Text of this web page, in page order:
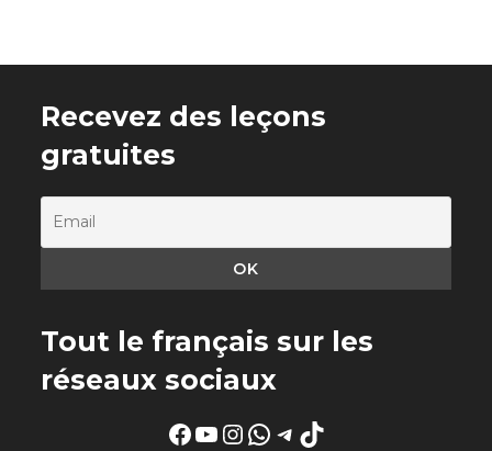
Recevez des leçons
gratuites
Tout le français sur les
réseaux sociaux
Facebook
YouTube
Instagram
WhatsApp
Telegram
TikTok